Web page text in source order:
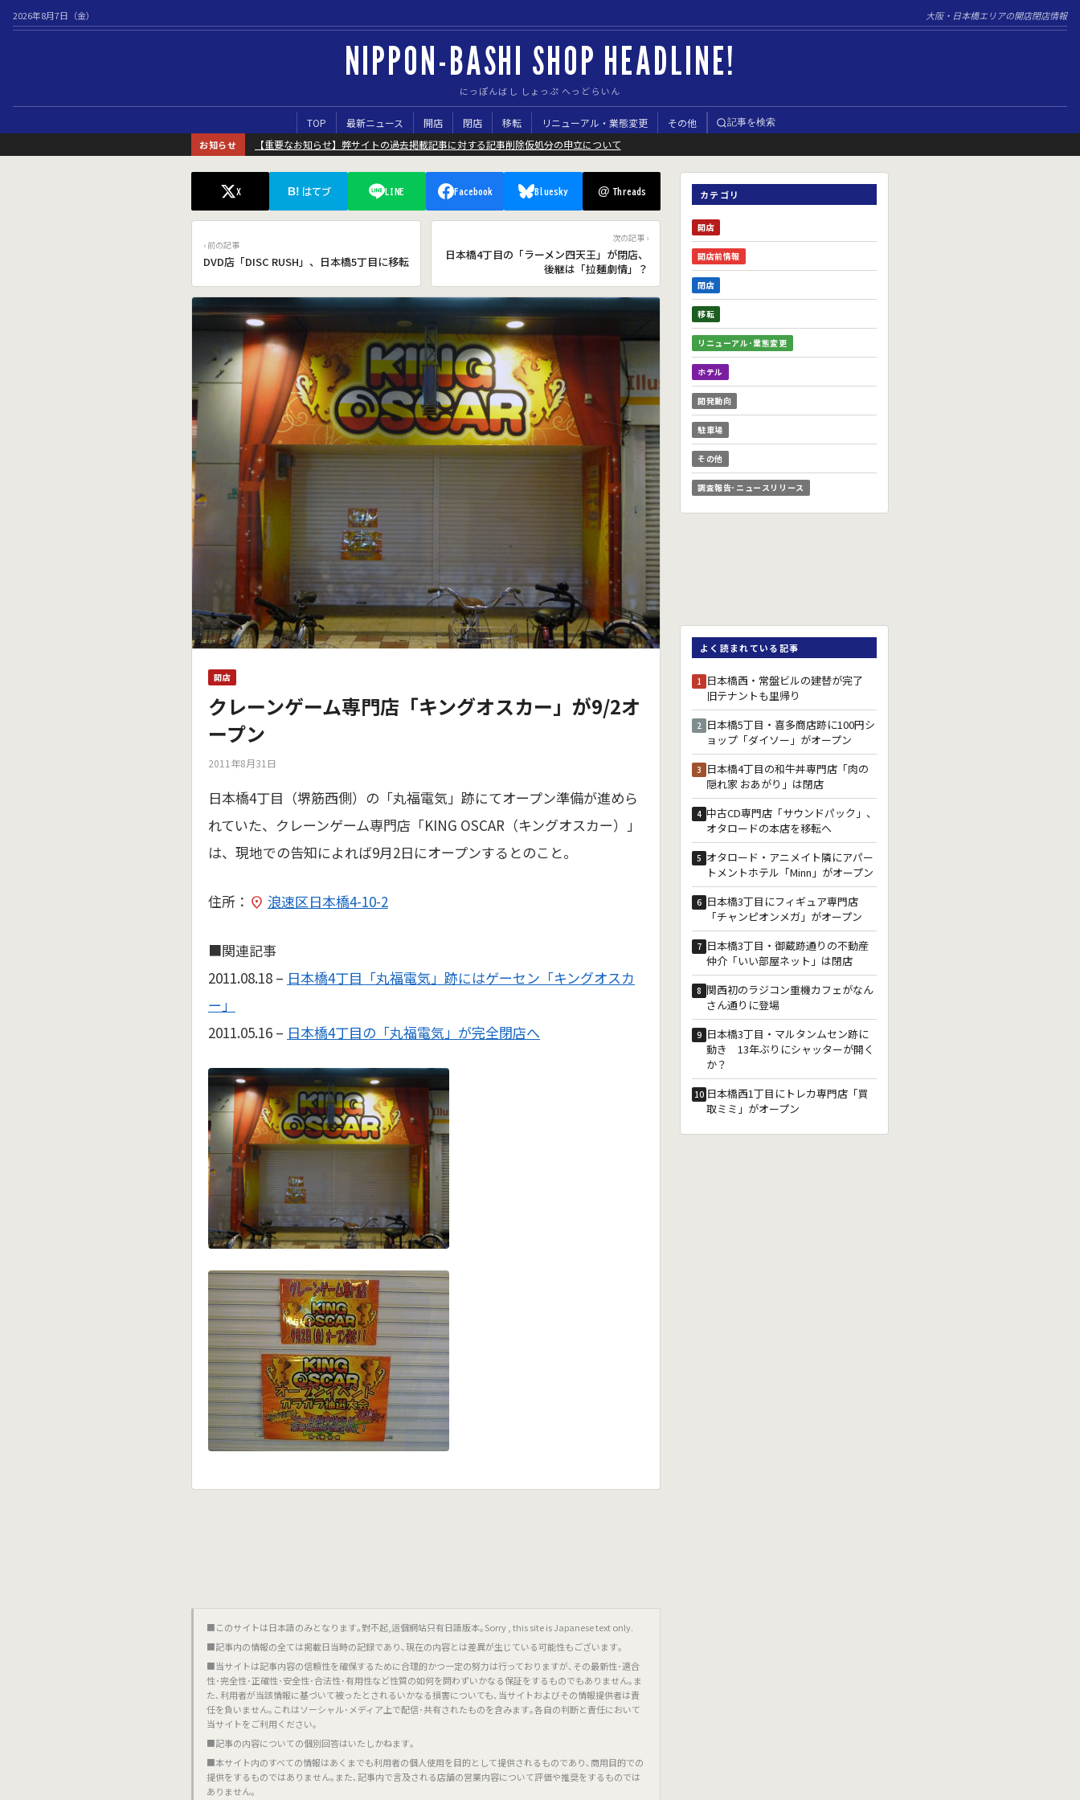
2026年8月7日（金） 大阪・日本橋エリアの開店閉店情報
NIPPON-BASHI SHOP HEADLINE!
にっぽんばし しょっぷ へっどらいん
TOP 最新ニュース 開店 閉店 移転 リニューアル・業態変更 その他 記事を検索
お知らせ 【重要なお知らせ】弊サイトの過去掲載記事に対する記事削除仮処分の申立について
X B! はてブ LINE Facebook Bluesky @ Threads
‹ 前の記事
DVD店「DISC RUSH」、日本橋5丁目に移転
次の記事 ›
日本橋4丁目の「ラーメン四天王」が閉店、
後継は「拉麺劇情」？
開店
クレーンゲーム専門店「キングオスカー」が9/2オ
ープン
2011年8月31日
日本橋4丁目（堺筋西側）の「丸福電気」跡にてオープン準備が進めら
れていた、クレーンゲーム専門店「KING OSCAR（キングオスカー）」
は、現地での告知によれば9月2日にオープンするとのこと。
住所： 浪速区日本橋4-10-2
■関連記事
2011.08.18 – 日本橋4丁目「丸福電気」跡にはゲーセン「キングオスカ
ー」
2011.05.16 – 日本橋4丁目の「丸福電気」が完全閉店へ
■このサイトは日本語のみとなります｡對不起,這個網站只有日語版本｡Sorry , this site is Japanese text only.
■記事内の情報の全ては掲載日当時の記録であり､現在の内容とは差異が生じている可能性もございます｡
■当サイトは記事内容の信頼性を確保するために合理的かつ一定の努力は行っておりますが､その最新性･適合
性･完全性･正確性･安全性･合法性･有用性など性質の如何を問わずいかなる保証をするものでもありません｡ま
た､利用者が当該情報に基づいて被ったとされるいかなる損害についても､当サイトおよびその情報提供者は責
任を負いません｡これはソーシャル･メディア上で配信･共有されたものを含みます｡各自の判断と責任において
当サイトをご利用ください｡
■記事の内容についての個別回答はいたしかねます｡
■本サイト内のすべての情報はあくまでも利用者の個人使用を目的として提供されるものであり､商用目的での
提供をするものではありません｡また､記事内で言及される店舗の営業内容について評価や推奨をするものでは
ありません｡
カテゴリ
開店
開店前情報
閉店
移転
リニューアル･業態変更
ホテル
開発動向
駐車場
その他
調査報告･ニュースリリース
よく読まれている記事
1 日本橋西・常盤ビルの建替が完了
旧テナントも里帰り
2 日本橋5丁目・喜多商店跡に100円シ
ョップ「ダイソー」がオープン
3 日本橋4丁目の和牛丼専門店「肉の
隠れ家 おあがり」は閉店
4 中古CD専門店「サウンドパック」、
オタロードの本店を移転へ
5 オタロード・アニメイト隣にアパー
トメントホテル「Minn」がオープン
6 日本橋3丁目にフィギュア専門店
「チャンピオンメガ」がオープン
7 日本橋3丁目・御蔵跡通りの不動産
仲介「いい部屋ネット」は閉店
8 関西初のラジコン重機カフェがなん
さん通りに登場
9 日本橋3丁目・マルタンムセン跡に
動き 13年ぶりにシャッターが開く
か？
10 日本橋西1丁目にトレカ専門店「買
取ミミ」がオープン